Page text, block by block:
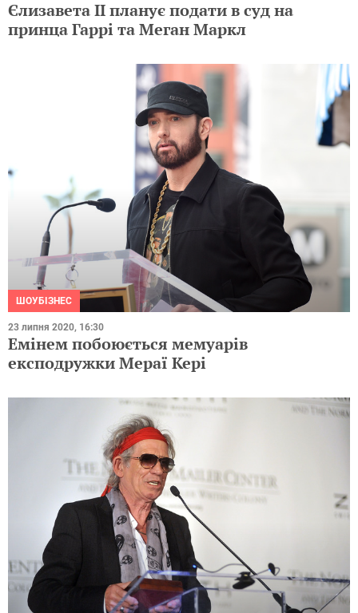
Єлизавета II планує подати в суд на
принца Гаррі та Меган Маркл
ШОУБІЗНЕС
23 липня 2020, 16:30
Емінем побоюється мемуарів
експодружки Мераї Кері